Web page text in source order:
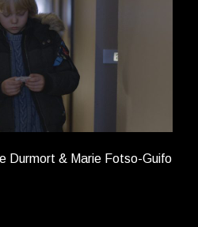
Durmort & Marie Fotso-Guifo